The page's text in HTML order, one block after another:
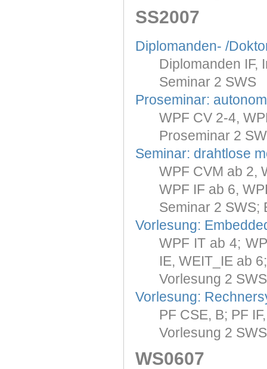
SS2007
Diplomanden- /
Diplomanden IF,
Seminar 2 SWS
Proseminar:
WPF CV 2-4,
Proseminar 2
Seminar: drahtlose
WPF CVM ab 2,
WPF IF ab 6,
Seminar 2 SWS;
Vorlesung:
WPF IT ab 4;
IE, WEIT_IE ab 6;
Vorlesung 2
Vorlesung:
PF CSE, B; PF
Vorlesung 2
WS0607